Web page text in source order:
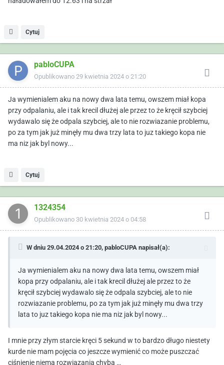
Cytuj
pabloCUPA
Opublikowano 29 kwietnia 2024 o 21:20
Ja wymienialem aku na nowy dwa lata temu, owszem miał kopa
przy odpalaniu, ale i tak krecil dłużej ale przez to że kręcił szybciej
wydawalo się że odpala szybciej, ale to nie rozwiazanie problemu,
po za tym jak już minęły mu dwa trzy lata to juz takiego kopa nie
ma niz jak byl nowy...
Cytuj
1324354
Opublikowano 30 kwietnia 2024 o 04:58
W dniu 29.04.2024 o 21:20, pabloCUPA napisał(a):
Ja wymienialem aku na nowy dwa lata temu, owszem miał
kopa przy odpalaniu, ale i tak krecil dłużej ale przez to że
kręcił szybciej wydawalo się że odpala szybciej, ale to nie
rozwiazanie problemu, po za tym jak już minęły mu dwa trzy
lata to juz takiego kopa nie ma niz jak byl nowy...
I mnie przy złym starcie kręci 5 sekund w to bardzo długo niestety
kurde nie mam pojęcia co jeszcze wymienić co może puszczać
ciśnienie niema rozwiązania chyba …